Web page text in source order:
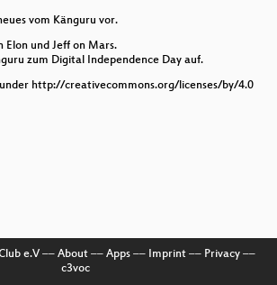
digitalen Wohnungsfrage
(TI)
Personalized Medicine
vom Känguru vor.
Elon und Jeff on Mars.
zum Digital Independence Day auf.
http://creativecommons.org/licenses/by/4.0
e.V–– About–– Apps–– Imprint–– Privacy––
c3voc